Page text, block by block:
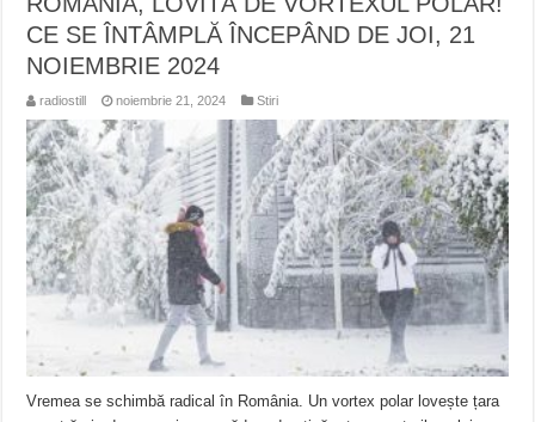
CE SE ÎNTÂMPLĂ ÎNCEPÂND DE JOI, 21
NOIEMBRIE 2024
radiostill noiembrie 21, 2024 Stiri
Vremea se schimbă radical în România. Un vortex polar lovește țara